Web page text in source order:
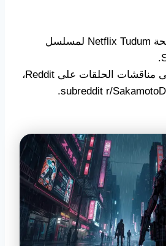
يمكنك زيارة صفحة Netflix Tudum لمسلسل
يمكنك العثور على مناقشات الحلقات على Reddit،